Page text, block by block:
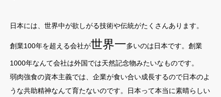
日本には、世界中が欲しがる技術や伝統がたくさんあります。
創業100年を超える会社が世界一多いのは日本です。創業
1000年なんて会社は外国では天然記念物みたいなものです。
弱肉強食の資本主義では、企業が食い合い成長するので日本のよ
うな共助精神なんて育たないのです。日本って本当に素晴らしい